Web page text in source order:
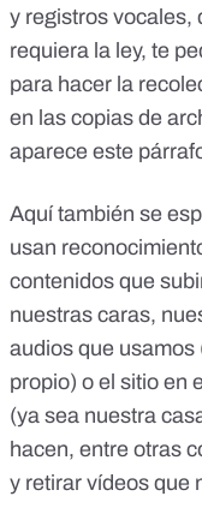
y registros vocales,
requiera la ley, te
para hacer la
en las copias de
aparece este
Aquí también se
usan
contenidos que
nuestras caras,
audios que usamos
propio) o el sitio en
(ya sea nuestra
hacen, entre otras
y retirar vídeos que